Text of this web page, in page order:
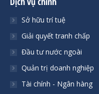
Sở hữu trí tuệ
Giải quyết tranh chấp
Đầu tư nước ngoài
Quản trị doanh nghiệp
Tài chính - Ngân hàng